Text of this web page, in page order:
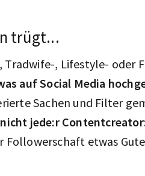
trügt...
Tradwife-, Lifestyle- oder
auf Social Media
Sachen und Filter
nicht jede:r
Followerschaft etwas